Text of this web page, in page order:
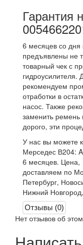
Гарантия
6 месяцев со дня
предъявлены не
товарный чек с
гидроусилителя.
рекомендуем
отработки в
насос. Также
заменить ремень
дорого, эти
У нас вы можете
Мерседес В204:
6 месяцев. Цена,
доставляем по
Петербург,
Нижний
Отзывы (0)
Нет отзывов об